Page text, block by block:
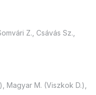
Z., Csávás Sz.,
Magyar M. (Viszkok D.),